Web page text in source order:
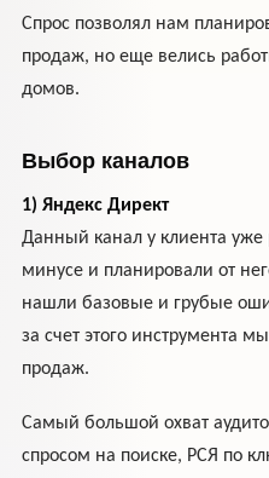
Спрос позволял нам
продаж, но еще велись
домов.
Выбор каналов
1) Яндекс Директ
Данный канал у клиента
минусе и планировали от
нашли базовые и грубые
за счет этого инструмента
продаж.
Самый большой охват
спросом на поиске, РСЯ по